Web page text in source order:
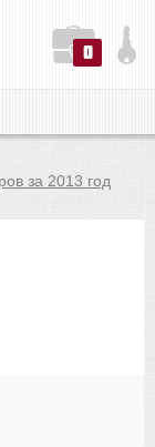
0
за 2013 год